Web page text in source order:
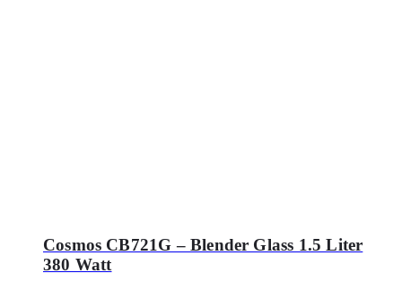
Cosmos CB721G – Blender Glass 1.5 Liter
380 Watt